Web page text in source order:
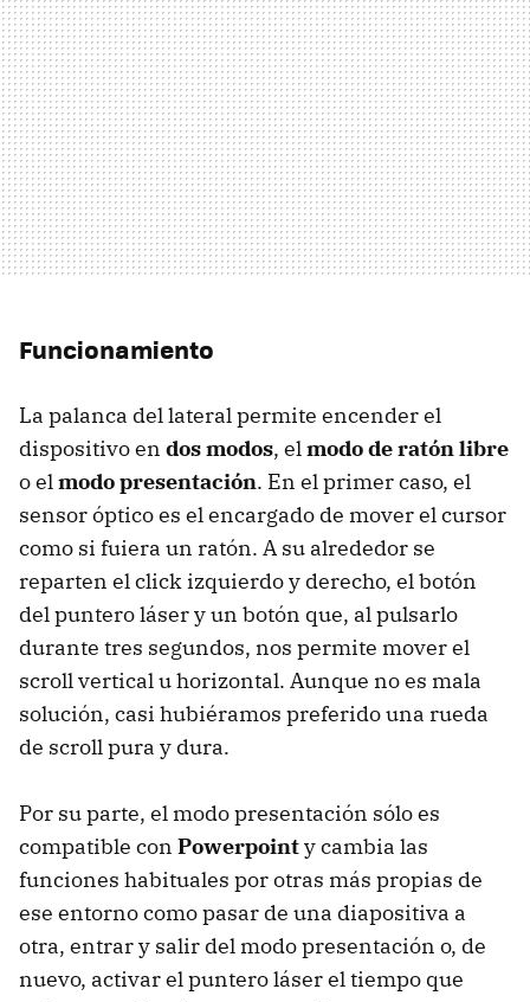
Funcionamiento
La palanca del lateral permite encender el
dispositivo en dos modos, elmodo de ratón libre
o elmodo presentación. En el primer caso, el
sensor óptico es el encargado de mover el cursor
como si fuiera un ratón. A su alrededor se
reparten el click izquierdo y derecho, el botón
del puntero láser y un botón que, al pulsarlo
durante tres segundos, nos permite mover el
scroll vertical u horizontal. Aunque no es mala
solución, casi hubiéramos preferido una rueda
de scroll pura y dura.
Por su parte, el modo presentación sólo es
compatible con Powerpointy cambia las
funciones habituales por otras más propias de
ese entorno como pasar de una diapositiva a
otra, entrar y salir del modo presentación o, de
nuevo, activar el puntero láser el tiempo que